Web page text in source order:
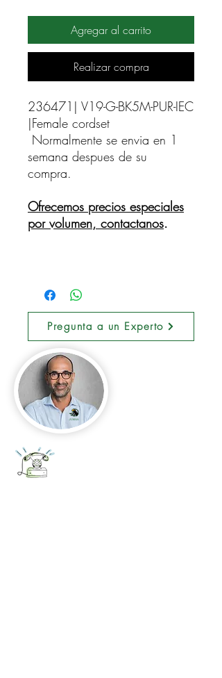
Agregar al carrito
Realizar compra
236471| V19-G-BK5M-PUR-IEC
|Female cordset
Normalmente se envia en 1
semana despues de su
compra.
Ofrecemos precios especiales
por volumen, contactanos.
Pregunta a un Experto